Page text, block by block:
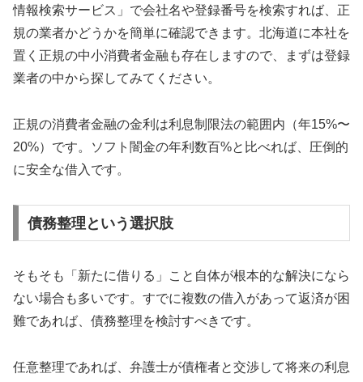
情報検索サービス」で会社名や登録番号を検索すれば、正
規の業者かどうかを簡単に確認できます。北海道に本社を
置く正規の中小消費者金融も存在しますので、まずは登録
業者の中から探してみてください。
正規の消費者金融の金利は利息制限法の範囲内（年15%〜
20%）です。ソフト闇金の年利数百%と比べれば、圧倒的
に安全な借入です。
債務整理という選択肢
そもそも「新たに借りる」こと自体が根本的な解決になら
ない場合も多いです。すでに複数の借入があって返済が困
難であれば、債務整理を検討すべきです。
任意整理であれば、弁護士が債権者と交渉して将来の利息